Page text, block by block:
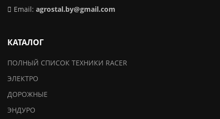
Email: agrostal.by@gmail.com
КАТАЛОГ
ПОЛНЫЙ СПИСОК ТЕХНИКИ RACER
ЭЛЕКТРО
ДОРОЖНЫЕ
ЭНДУРО